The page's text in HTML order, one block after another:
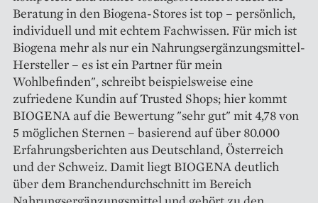
Beratung in den Biogena-Stores ist top – persönlich,
individuell und mit echtem Fachwissen. Für mich ist
Biogena mehr als nur ein Nahrungsergänzungsmittel-
Hersteller – es ist ein Partner für mein
Wohlbefinden", schreibt beispielsweise eine
zufriedene Kundin auf Trusted Shops; hier kommt
BIOGENA auf die Bewertung "sehr gut" mit 4,78 von
5 möglichen Sternen – basierend auf über 80.000
Erfahrungsberichten aus Deutschland, Österreich
und der Schweiz. Damit liegt BIOGENA deutlich
über dem Branchendurchschnitt im Bereich